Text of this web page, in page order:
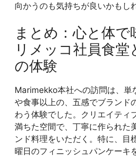
向かうのも気持ちが良いかもし
まとめ：心と体で
リメッコ社員食堂
の体験
Marimekko本社への訪問は、単
や食事以上の、五感でブランド
わう体験でした。クリエイティ
満ちた空間で、丁寧に作られた
ンド料理をいただく。特に、目
曜日のフィニッシュパンケーキ